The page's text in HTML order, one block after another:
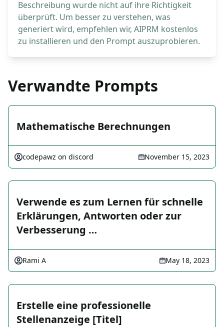
Beschreibung wurde nicht auf ihre Richtigkeit
überprüft. Um besser zu verstehen, was
generiert wird, empfehlen wir, AIPRM kostenlos
zu installieren und den Prompt auszuprobieren.
Verwandte Prompts
Mathematische Berechnungen
codepawz on discord November 15, 2023
Verwende es zum Lernen für schnelle
Erklärungen, Antworten oder zur
Verbesserung …
Rami A May 18, 2023
Erstelle eine professionelle
Stellenanzeige [Titel]